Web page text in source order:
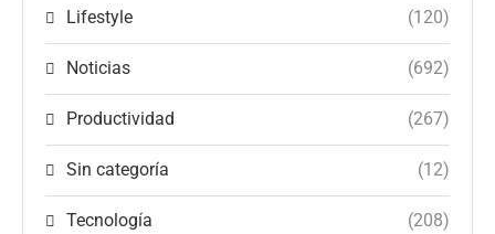
Lifestyle (120)
Noticias (692)
Productividad (267)
Sin categoría (12)
Tecnología (208)